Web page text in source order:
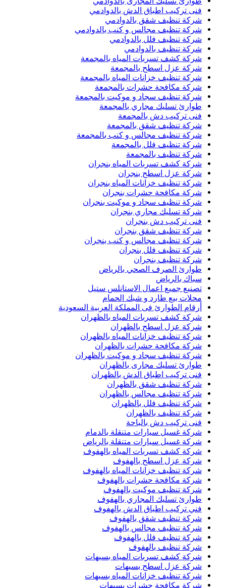
فنى تركيب اطباق الدش بالدوادمي
شركة تنظيف شقق بالدوادمي
شركة تنظيف مجالس و كنب بالدوادمي
شركة تنظيف فلل بالدوادمي
شركة تنظيف بالدوادمي
شركة كشف تسربات المياه بالمجمعة
شركة عزل اسطح بالمجمعة
شركة تنظيف خزانات المياه بالمجمعة
شركة مكافحة حشرات بالمجمعة
شركة تنظيف سجاد و موكيت بالمجمعة
طوارئ تسليك مجاري بالمجمعة
فنى تركيب دش بالمجمعة
شركة تنظيف شقق بالمجمعة
شركة تنظيف مجالس و كنب بالمجمعة
شركة تنظيف فلل بالمجمعة
شركة تنظيف بالمجمعة
شركة كشف تسربات المياه بنجران
شركة عزل اسطح بنجران
شركة تنظيف خزانات المياه بنجران
شركة مكافحة حشرات بنجران
شركة تنظيف سجاد و موكيت بنجران
شركة تسليك مجاري بنجران
فنى تركيب دش بنجران
شركة تنظيف شقق بنجران
شركة تنظيف مجالس و كنب بنجران
شركة تنظيف فلل بنجران
شركة تنظيف بنجران
طوارئ الصرف الصحي بالرياض
سباك بالرياض
تصنيع جميع اعمال الاستانلس ستيل
محلات بيع طارد و شبك الحمام
أرقام الطوارئ فى المملكة العربية السعودية
شركة كشف تسربات المياه بالظهران
شركة عزل اسطح بالظهران
شركة تنظيف خزانات المياه بالظهران
شركة مكافحة حشرات بالظهران
شركة تنظيف سجاد و موكيت بالظهران
طوارئ تسليك مجارى بالظهران
فنى تركيب اطباق الدش بالظهران
شركة تنظيف شقق بالظهران
شركة تنظيف مجالس بالظهران
شركة تنظيف فلل بالظهران
شركة تنظيف بالظهران
فنى تركيب دش بالباحة
شركة غسيل سيارات متنقلة بالدمام
شركة غسيل سيارات متنقلة بالرياض
شركة كشف تسربات المياه بالهفوف
شركة عزل اسطح بالهفوف
شركة تنظيف خزانات المياه بالهفوف
شركة مكافحة حشرات بالهفوف
شركة تنظيف موكيت بالهفوف
طوارئ تسليك المجاري بالهفوف
فني تركيب اطباق الدش بالهفوف
شركة تنظيف شقق بالهفوف
شركة تنظيف مجالس بالهفوف
شركة تنظيف فلل بالهفوف
شركة تنظيف بالهفوف
شركة كشف تسربات المياه بسيهات
شركة عزل اسطح بسيهات
شركة تنظيف خزانات المياه بسيهات
شركة مكافحة حشرات بسيهات